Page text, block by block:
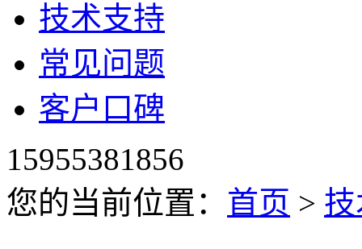
技术支持
常见问题
客户口碑
15955381856
您的当前位置： 首页 >